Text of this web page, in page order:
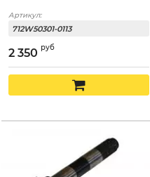
Артикул:
712W50301-0113
2 350 руб